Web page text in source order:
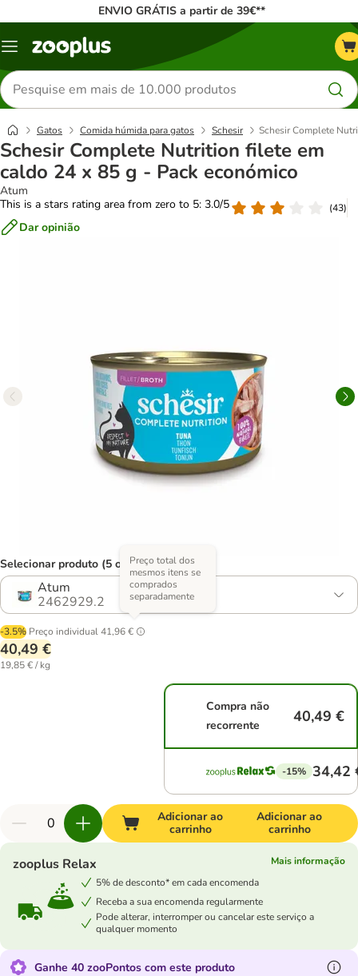
ENVIO GRÁTIS a partir de 39€**
Menu
Pesquisar
produtos
Gatos Comida húmida para gatos Schesir Schesir Complete
Schesir Complete Nutrition filete em
caldo 24 x 85 g - Pack económico
Atum
This is a stars rating area from zero to 5: 3.0/5
(43)
Dar opinião
Selecionar produto (5 opções)
Atum
2462929.2
-3.5% Preço individual41,96 €
Preço total dos
mesmos itens se
comprados
separadamente
40,49 €
19,85 € / kg
Compra não
recorrente
40,49 €
-15% 34,42
Adicionar ao
carrinho
Adicionar ao
carrinho
zooplus Relax
Mais informação
5% de desconto* em cada encomenda
Receba a sua encomenda regularmente
Pode alterar, interromper ou cancelar este serviço a
qualquer momento
Ganhe 40 zooPontos com este produto